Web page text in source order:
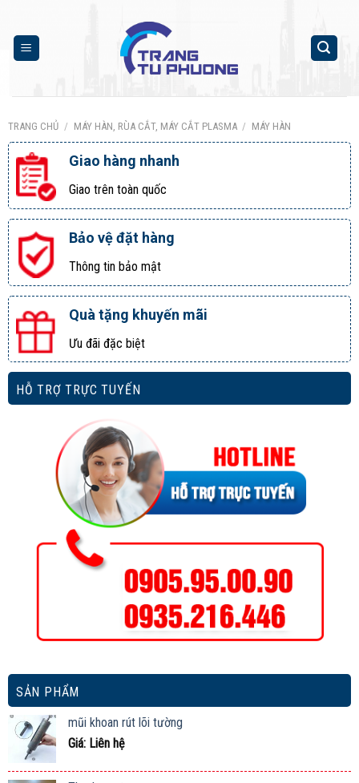
content
TRANG CHỦ / MÁY HÀN, RÙA CẮT, MÁY CẮT PLASMA / MÁY HÀN
Giao hàng nhanh
Giao trên toàn quốc
Bảo vệ đặt hàng
Thông tin bảo mật
Quà tặng khuyến mãi
Ưu đãi đặc biệt
HỖ TRỢ TRỰC TUYẾN
SẢN PHẨM
mũi khoan rút lõi tường
Giá: Liên hệ